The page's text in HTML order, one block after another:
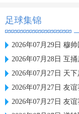
足球集锦
2026年07月29日 穆帅回归
2026年07月28日 互捅局！
2026年07月27日 天
2026年07月27日 友谊
2026年07月27日 友谊